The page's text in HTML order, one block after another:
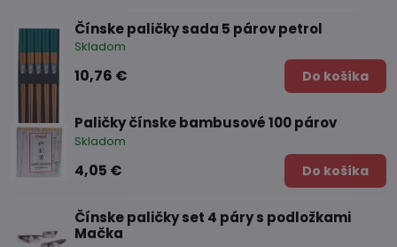
Čínske paličky sada 5 párov petrol
Skladom
10,76 € Do košíka
Paličky čínske bambusové 100 párov
Skladom
4,05 € Do košíka
Čínske paličky set 4 páry s podložkami
Mačka